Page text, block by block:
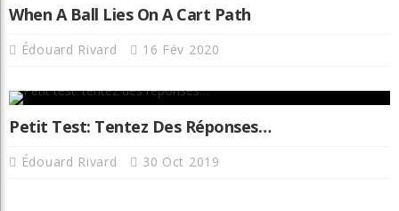
When A Ball Lies On A Cart Path
Édouard Rivard 16 Fév 2020
Petit Test: Tentez Des Réponses…
Édouard Rivard 30 Oct 2019